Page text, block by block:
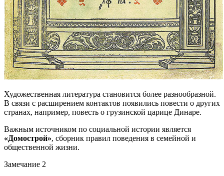
Художественная литература становится более разнообразной.
В связи с расширением контактов появились повести о других
странах, например, повесть о грузинской царице Динаре.
Важным источником по социальной истории является
«Домострой», сборник правил поведения в семейной и
общественной жизни.
Замечание 2